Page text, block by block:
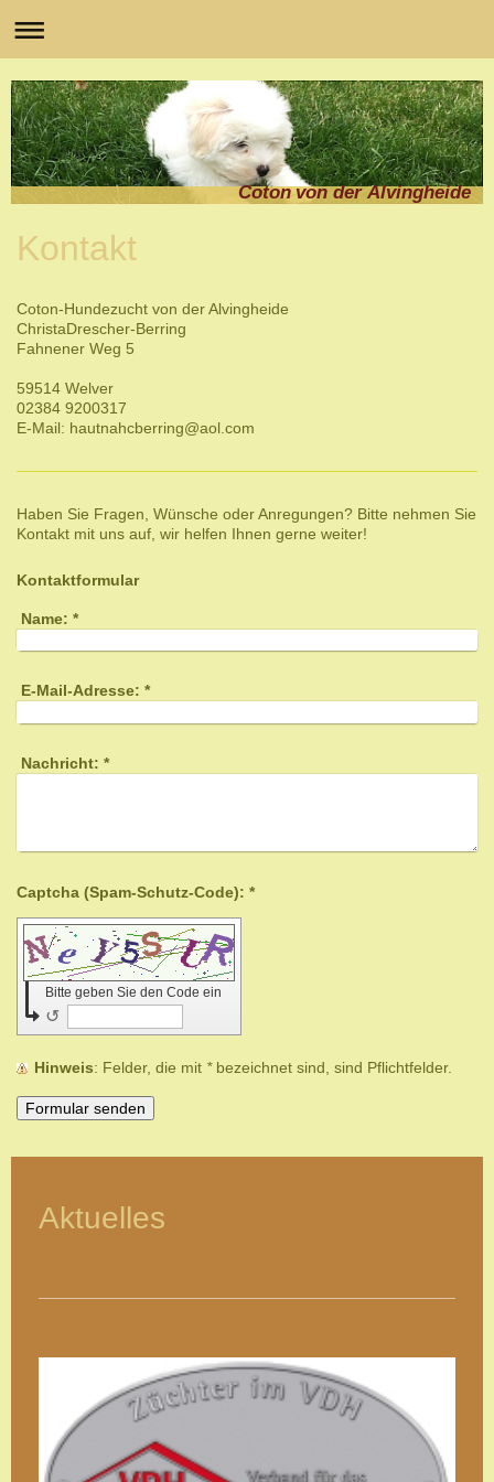
Coton von der Alvingheide
Kontakt
Coton-Hundezucht von der Alvingheide
ChristaDrescher-Berring
Fahnener Weg 5
59514 Welver
02384 9200317
E-Mail: hautnahcberring@aol.com
Haben Sie Fragen, Wünsche oder Anregungen? Bitte nehmen Sie
Kontakt mit uns auf, wir helfen Ihnen gerne weiter!
Kontaktformular
Name: *
E-Mail-Adresse: *
Nachricht: *
Captcha (Spam-Schutz-Code): *
Bitte geben Sie den Code ein
↺
Hinweis : Felder, die mit *bezeichnet sind, sind Pflichtfelder.
Aktuelles